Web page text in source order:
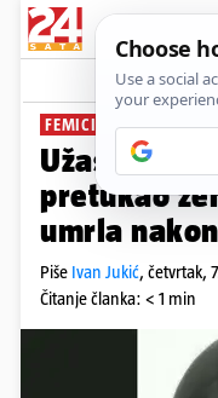
FEMICID
Užas u
pretukao
umrla
Piše Ivan Jukić, četvrtak,
Čitanje članka: < 1 min